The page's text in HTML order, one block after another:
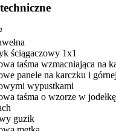
ściągaczowy 1x1
taśma wzmacniająca na
panele na karczku i
wypustkami
taśma o wzorze w
guzik